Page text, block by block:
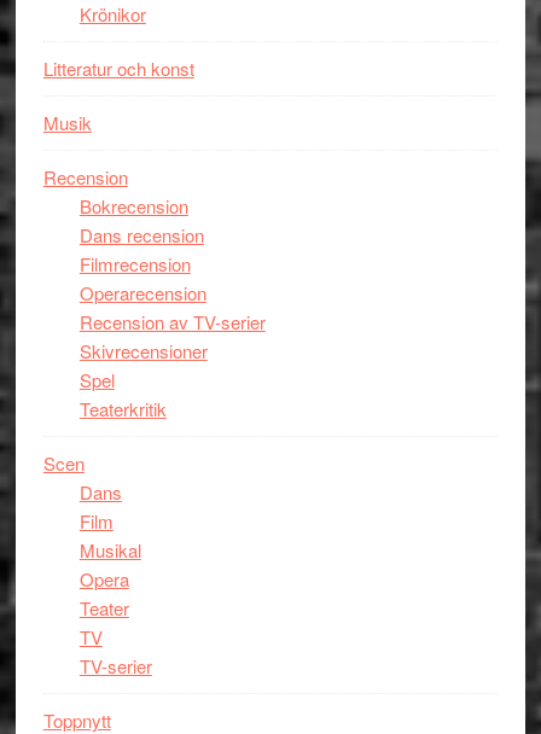
Krönikor
Litteratur och konst
Musik
Recension
Bokrecension
Dans recension
Filmrecension
Operarecension
Recension av TV-serier
Skivrecensioner
Spel
Teaterkritik
Scen
Dans
Film
Musikal
Opera
Teater
TV
TV-serier
Toppnytt